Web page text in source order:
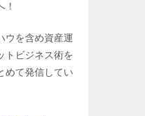
！
ウを含め資産運
トビジネス術を
めて発信してい